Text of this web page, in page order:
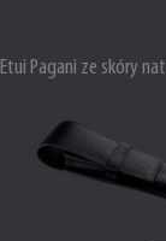
Etui Pagani ze skóry